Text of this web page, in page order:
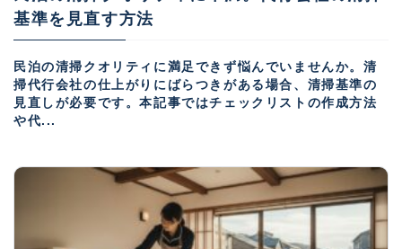
基準を見直す方法
民泊の清掃クオリティに満足できず悩んでいませんか。清
掃代行会社の仕上がりにばらつきがある場合、清掃基準の
見直しが必要です。本記事ではチェックリストの作成方法
や代...